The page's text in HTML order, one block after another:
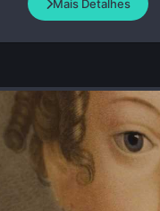
Mais Detalhes